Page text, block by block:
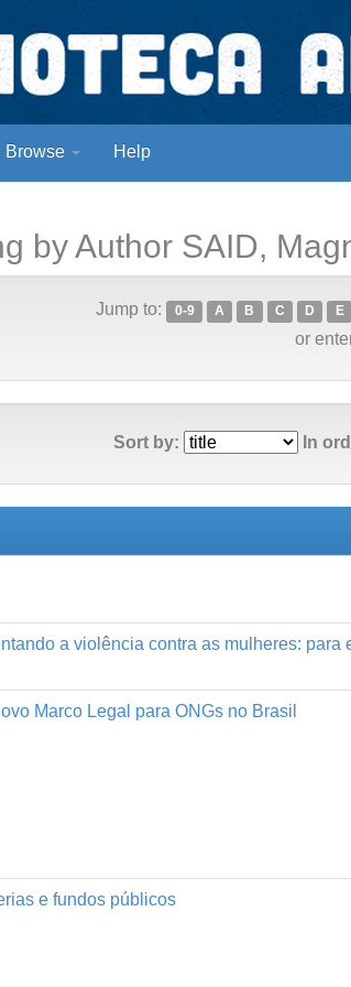
Browse Help
Abong
by Author SAID,
Jump to: 0-9 A B C D E
or
Sort by: In
a violência contra as mulheres:
Marco Legal para ONGs no Brasil
e fundos públicos